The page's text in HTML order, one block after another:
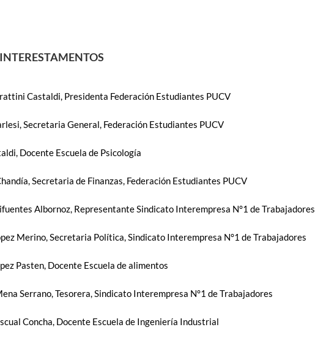
Castaldi, Presidenta Federación Estudiantes PUCV
Secretaria General, Federación Estudiantes PUCV
Docente Escuela de Psicología
Secretaria de Finanzas, Federación Estudiantes PUCV
Albornoz, Representante Sindicato Interempresa N°1 de Trabajadores
Merino, Secretaria Política, Sindicato Interempresa N°1 de Trabajadores
Pasten, Docente Escuela de alimentos
Serrano, Tesorera, Sindicato Interempresa N°1 de Trabajadores
Concha, Docente Escuela de Ingeniería Industrial